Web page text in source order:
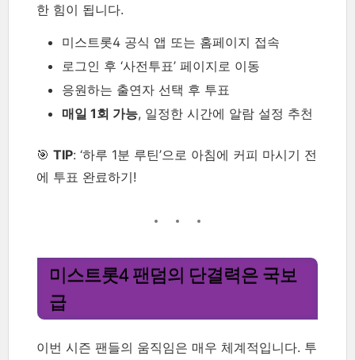
한 힘이 됩니다.
미스트롯4 공식 앱 또는 홈페이지 접속
로그인 후 ‘사전투표’ 페이지로 이동
응원하는 출연자 선택 후 투표
매일 1회 가능, 일정한 시간에 알람 설정 추천
🎯 TIP: ‘하루 1분 루틴’으로 아침에 커피 마시기 전
에 투표 완료하기!
미스트롯4 팬덤의 단결력은 국보
급
이번 시즌 팬들의 움직임은 매우 체계적입니다. 투